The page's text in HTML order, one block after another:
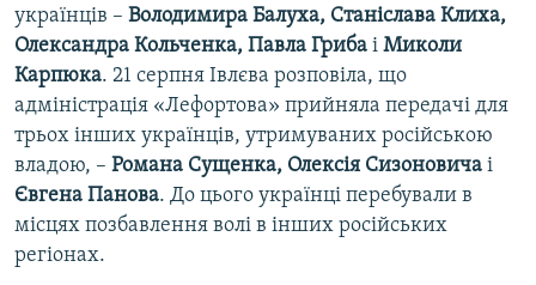
українців – Володимира Балуха, Станіслава Клиха,
Олександра Кольченка, Павла Гриба і Миколи
Карпюка. 21 серпня Івлєва розповіла, що
адміністрація «Лефортова» прийняла передачі для
трьох інших українців, утримуваних російською
владою, – Романа Сущенка, Олексія Сизоновича і
Євгена Панова. До цього українці перебували в
місцях позбавлення волі в інших російських
регіонах.